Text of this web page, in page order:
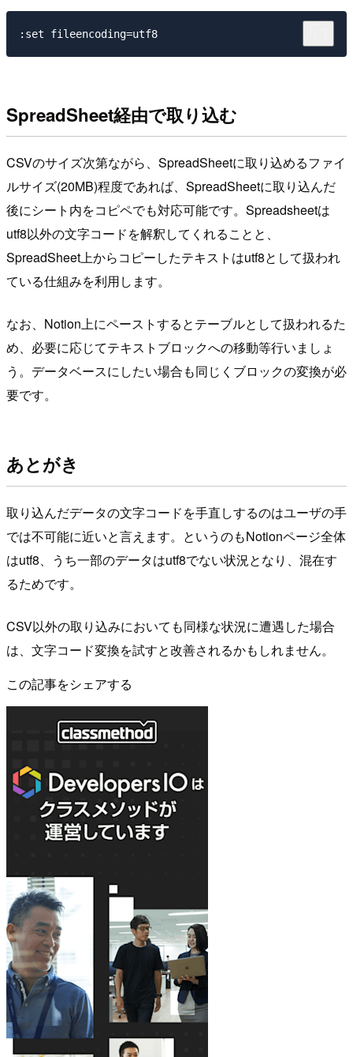
SpreadSheet経由で取り込む
CSVのサイズ次第ながら、SpreadSheetに取り込めるファイ
ルサイズ(20MB)程度であれば、SpreadSheetに取り込んだ
後にシート内をコピペでも対応可能です。Spreadsheetは
utf8以外の文字コードを解釈してくれることと、
SpreadSheet上からコピーしたテキストはutf8として扱われ
ている仕組みを利用します。
なお、Notion上にペーストするとテーブルとして扱われるた
め、必要に応じてテキストブロックへの移動等行いましょ
う。データベースにしたい場合も同じくブロックの変換が必
要です。
あとがき
取り込んだデータの文字コードを手直しするのはユーザの手
では不可能に近いと言えます。というのもNotionページ全体
はutf8、うち一部のデータはutf8でない状況となり、混在す
るためです。
CSV以外の取り込みにおいても同様な状況に遭遇した場合
は、文字コード変換を試すと改善されるかもしれません。
この記事をシェアする